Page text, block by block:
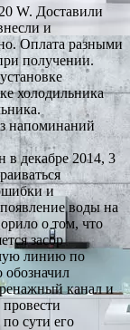
W. Доставили
и
Оплата разными
получении.
холодильника
напоминаний
декабре 2014, 3
и
воды на
о том, что
засор
линию по
обозначил
канал и
провести
сути его